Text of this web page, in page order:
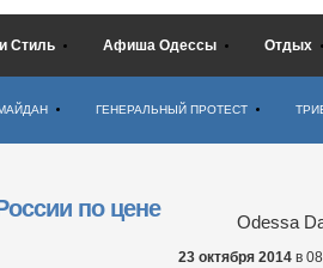
Стиль Афиша Одессы Отдых
ГЕНЕРАЛЬНЫЙ ПРОТЕСТ
по цене
Odessa
23 октября 2014 в